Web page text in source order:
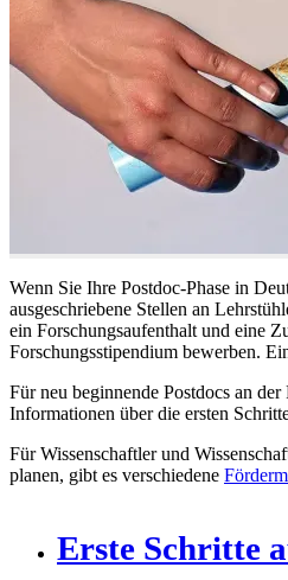
Wenn Sie Ihre Postdoc-Phase in
ausgeschriebene Stellen an
ein Forschungsaufenthalt und eine
Forschungsstipendium bewerben.
Für neu beginnende Postdocs an
Informationen über die ersten
Für Wissenschaftler und
planen, gibt es verschiedene
Erste Schritte